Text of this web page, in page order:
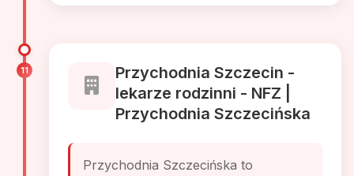
11
Przychodnia Szczecin -
lekarze rodzinni - NFZ |
Przychodnia Szczecińska
Przychodnia Szczecińska to